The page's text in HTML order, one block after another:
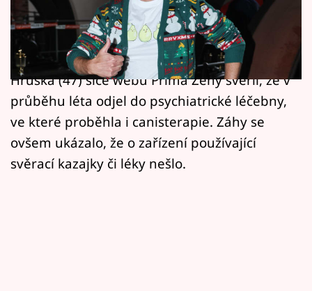
Sledujte prima+
Filmový festival Karlovy Vary
Pořady
Mámy sobě
Přihlášení
Hned zkraje článku raději všechny, kteří by se
mohli obávat o duševní zdraví svého
oblíbeného televizního kutila, uklidníme. Láďa
Hruška (47) sice webu Prima Ženy svěřil, že v
průběhu léta odjel do psychiatrické léčebny,
ve které proběhla i canisterapie. Záhy se
ovšem ukázalo, že o zařízení používající
svěrací kazajky či léky nešlo.